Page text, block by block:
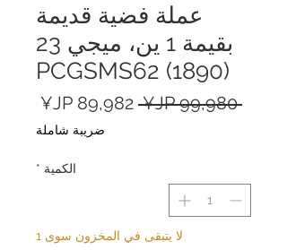
عملة فضية قديمة
بقيمة 1 ين، ميجي 23
(1890) PCGSMS62
‏99,980 JP¥
سعر
البيعضريبة شاملة
الكمية *
لا يتبقى في المخزون سوى 1